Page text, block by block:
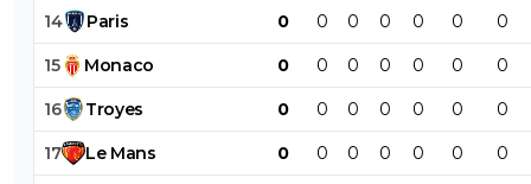
14 Paris 0 0 0 0 0 0 0
15 Monaco 0 0 0 0 0 0 0
16 Troyes 0 0 0 0 0 0 0
17 Le Mans 0 0 0 0 0 0 0